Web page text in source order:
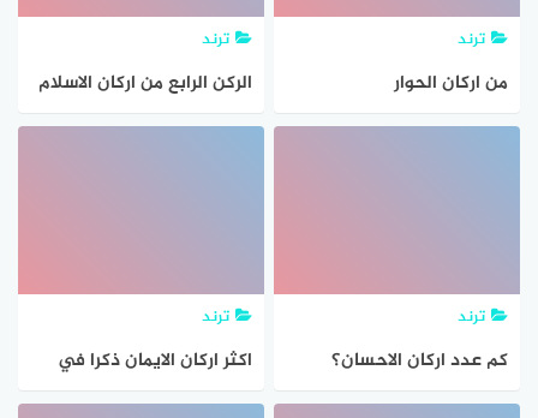
ترند
من اركان الحوار
ترند
الركن الرابع من اركان الاسلام
هو
ترند
كم عدد اركان الاحسان؟
ترند
اكثر اركان الايمان ذكرا في
القران بعد الايمان بالله